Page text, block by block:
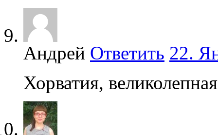
Андрей Ответить 22.
Хорватия,